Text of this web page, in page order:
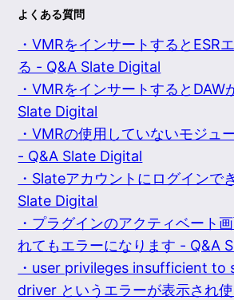
よくある質問
・VMRをインサートするとESR
る - Q&A Slate Digital
・VMRをインサートするとDAW
Slate Digital
・VMRの使用していないモジュ
- Q&A Slate Digital
・Slateアカウントにログインで
Slate Digital
・プラグインのアクティベート
れてもエラーになります - Q&A
・user privileges insufficient to
driver というエラーが表示され